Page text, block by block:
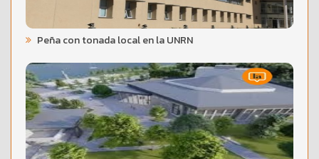
Peña con tonada local en la UNRN